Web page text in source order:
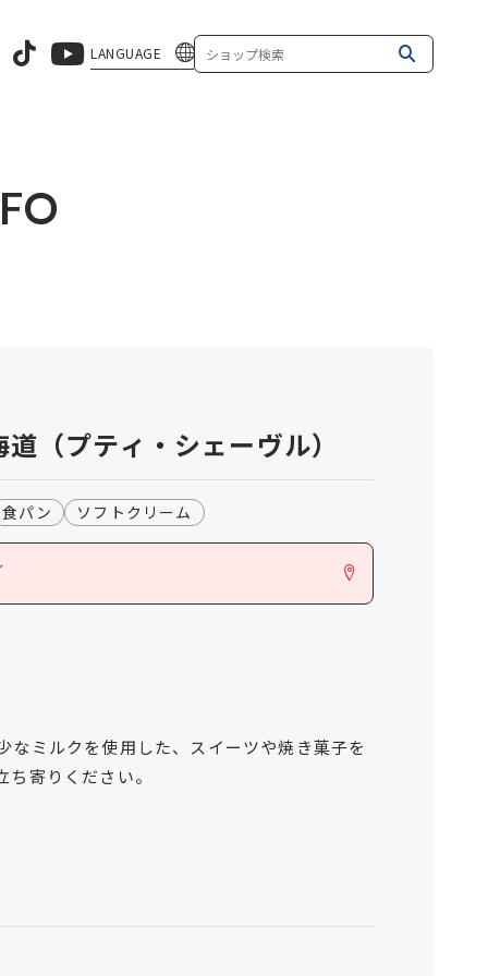
LANGUAGE
（プティ・シェーヴル）
食パン ソフトクリーム
ミルクを使用した、スイーツや焼き菓子を
寄りください。